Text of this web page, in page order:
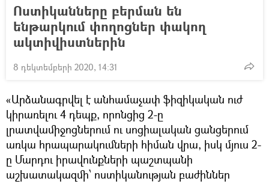
Ոստիկանները բերման են
ենթարկում փողոցներ փակող
ակտիվիստներին
8 դեկտեմբերի 2020, 14:31
«Արձանագրվել է անհամաչափ ֆիզիկական ուժ
կիրառելու 4 դեպք, որոնցից 2-ը
լրատվամիջոցներում ու սոցիալական ցանցերում
առկա հրապարակումների հիման վրա, իսկ մյուս 2-
ը Մարդու իրավունքների պաշտպանի
աշխատակազմի՝ ոստիկանության բաժիններ